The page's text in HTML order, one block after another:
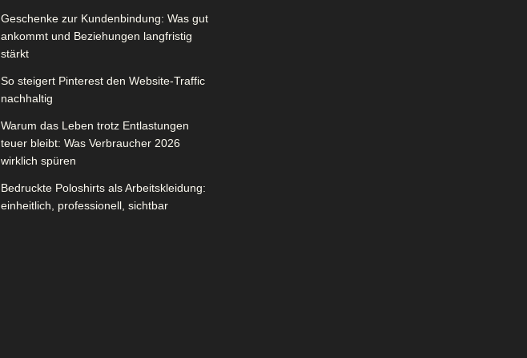
Geschenke zur Kundenbindung: Was gut
ankommt und Beziehungen langfristig
stärkt
So steigert Pinterest den Website-Traffic
nachhaltig
Warum das Leben trotz Entlastungen
teuer bleibt: Was Verbraucher 2026
wirklich spüren
Bedruckte Poloshirts als Arbeitskleidung:
einheitlich, professionell, sichtbar